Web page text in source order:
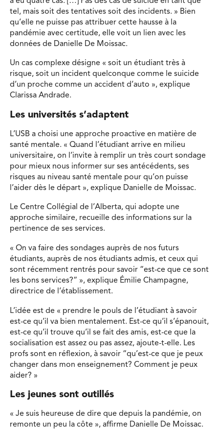
tel, mais soit des tentatives soit des incidents. » Bien
qu’elle ne puisse pas attribuer cette hausse à la
pandémie avec certitude, elle voit un lien avec les
données de Danielle De Moissac.
Un cas complexe désigne « soit un étudiant très à
risque, soit un incident quelconque comme le suicide
d’un proche comme un accident d’auto », explique
Clarissa Andrade.
Les universités s’adaptent
L’USB a choisi une approche proactive en matière de
santé mentale. « Quand l’étudiant arrive en milieu
universitaire, on l’invite à remplir un très court sondage
pour mieux nous informer sur ses antécédents, ses
risques au niveau santé mentale pour qu’on puisse
l’aider dès le départ », explique Danielle de Moissac.
Le Centre Collégial de l’Alberta, qui adopte une
approche similaire, recueille des informations sur la
pertinence de ses services.
« On va faire des sondages auprès de nos futurs
étudiants, auprès de nos étudiants admis, et ceux qui
sont récemment rentrés pour savoir “est-ce que ce sont
les bons services?” », explique Émilie Champagne,
directrice de l’établissement.
L’idée est de « prendre le pouls de l’étudiant à savoir
est-ce qu’il va bien mentalement. Est-ce qu’il s’épanouit,
est-ce qu’il trouve qu’il se fait des amis, est-ce que la
socialisation est assez ou pas assez, ajoute-t-elle. Les
profs sont en réflexion, à savoir “qu’est-ce que je peux
changer dans mon enseignement? Comment je peux
aider? »
Les jeunes sont outillés
« Je suis heureuse de dire que depuis la pandémie, on
remonte un peu la côte », affirme Danielle De Moissac.